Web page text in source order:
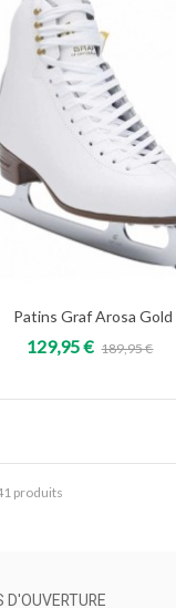
Add to cart
Patins Graf Arosa Gold
129,95 € 189,95 €
produits
D'OUVERTURE